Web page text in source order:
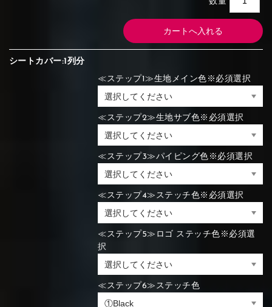
シートカバー:1列分
≪ステップ1≫生地メイン色※必須選択
≪ステップ2≫生地サブ色※必須選択
≪ステップ3≫パイピング色※必須選択
≪ステップ4≫ステッチ色※必須選択
≪ステップ5≫ロゴ ステッチ色※必須選
択
≪ステップ6≫ステッチ色